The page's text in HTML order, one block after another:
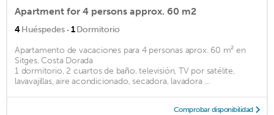
Apartment for 4 persons approx. 60 m2
4Huéspedes · 1Dormitorio
Apartamento de vacaciones para 4 personas aprox. 60 m² en
Sitges, Costa Dorada
1 dormitorio, 2 cuartos de baño, televisión, TV por satélite,
lavavajillas, aire acondicionado, secadora, lavadora ...
Comprobar disponibilidad